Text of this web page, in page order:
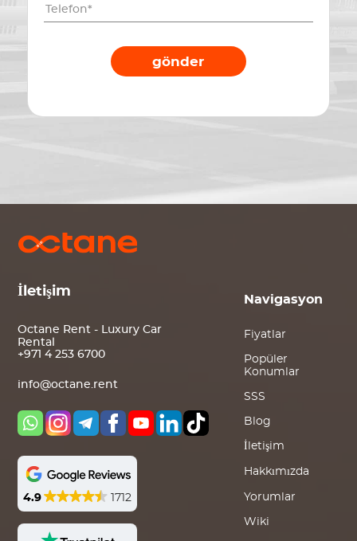
gönder
İletişim
Octane Rent - Luxury Car
Rental
+971 4 253 6700
info@octane.rent
4.9 1712
Navigasyon
Fiyatlar
Popüler
Konumlar
SSS
Blog
İletişim
Hakkımızda
Yorumlar
Wiki